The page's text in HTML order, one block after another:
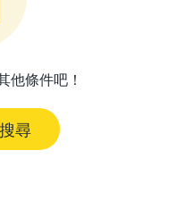
他條件吧！
尋